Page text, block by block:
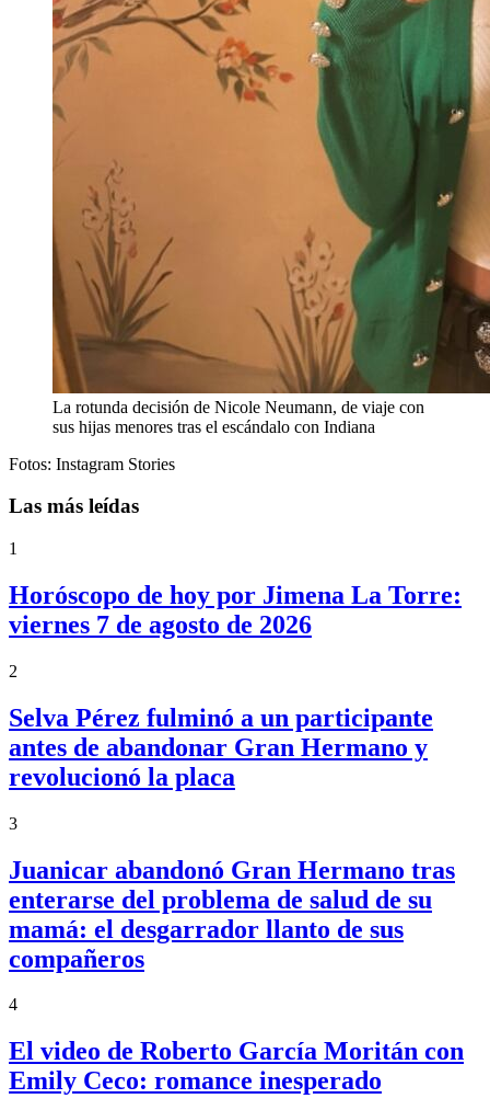
La rotunda decisión de Nicole Neumann, de viaje con
sus hijas menores tras el escándalo con Indiana
Fotos: Instagram Stories
Las más leídas
1
Horóscopo de hoy por Jimena La Torre:
viernes 7 de agosto de 2026
2
Selva Pérez fulminó a un participante
antes de abandonar Gran Hermano y
revolucionó la placa
3
Juanicar abandonó Gran Hermano tras
enterarse del problema de salud de su
mamá: el desgarrador llanto de sus
compañeros
4
El video de Roberto García Moritán con
Emily Ceco: romance inesperado